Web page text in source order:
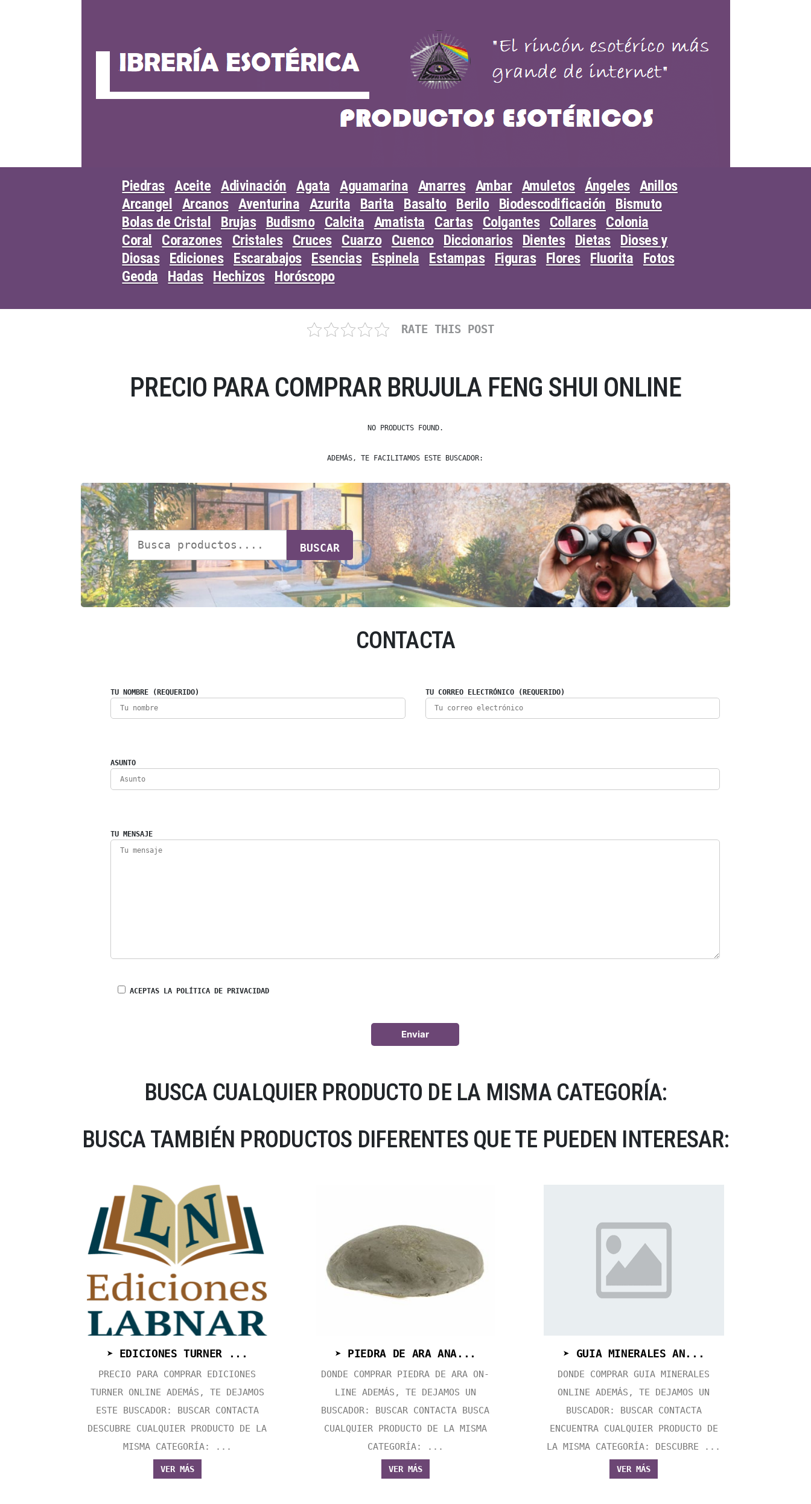
Piedras Aceite Adivinación Agata Aguamarina Amarres Ambar Amuletos Ángeles Anillos
Arcangel
Arcanos Aventurina Azurita Barita Basalto Berilo Biodescodificación
Bismuto
Bolas de Cristal
Brujas Budismo Calcita Amatista Cartas Colgantes Collares
Colonia
Coral
Corazones Cristales Cruces Cuarzo Cuenco Diccionarios Dientes Dietas
Dioses y
Diosas
Ediciones Escarabajos Esencias Espinela Estampas Figuras Flores Fluorita
Fotos
Geoda
Hadas Hechizos Horóscopo
RATE THIS POST
PRECIO PARA COMPRAR BRUJULA FENG SHUI ONLINE
NO PRODUCTS FOUND.
ADEMÁS, TE FACILITAMOS ESTE BUSCADOR:
BUSCAR
CONTACTA
TU NOMBRE (REQUERIDO) TU CORREO ELECTRÓNICO (REQUERIDO)
ASUNTO
TU MENSAJE
ACEPTAS LA POLÍTICA DE PRIVACIDAD
BUSCA CUALQUIER PRODUCTO DE LA MISMA CATEGORÍA:
BUSCA TAMBIÉN PRODUCTOS DIFERENTES QUE TE PUEDEN INTERESAR:
➤ EDICIONES TURNER ...
PRECIO PARA COMPRAR EDICIONES
TURNER ONLINE ADEMÁS, TE DEJAMOS
ESTE BUSCADOR: BUSCAR CONTACTA
DESCUBRE CUALQUIER PRODUCTO DE LA
MISMA CATEGORÍA: ...
VER MÁS
➤ PIEDRA DE ARA ANA...
DONDE COMPRAR PIEDRA DE ARA ON-
LINE ADEMÁS, TE DEJAMOS UN
BUSCADOR: BUSCAR CONTACTA BUSCA
CUALQUIER PRODUCTO DE LA MISMA
CATEGORÍA: ...
VER MÁS
➤ GUIA MINERALES AN...
DONDE COMPRAR GUIA MINERALES
ONLINE ADEMÁS, TE DEJAMOS UN
BUSCADOR: BUSCAR CONTACTA
ENCUENTRA CUALQUIER PRODUCTO DE
LA MISMA CATEGORÍA: DESCUBRE ...
VER MÁS